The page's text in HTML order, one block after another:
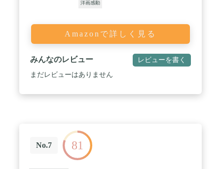
洋画感動
Amazonで詳しく見る
みんなのレビュー レビューを書く
まだレビューはありません
No.7 81